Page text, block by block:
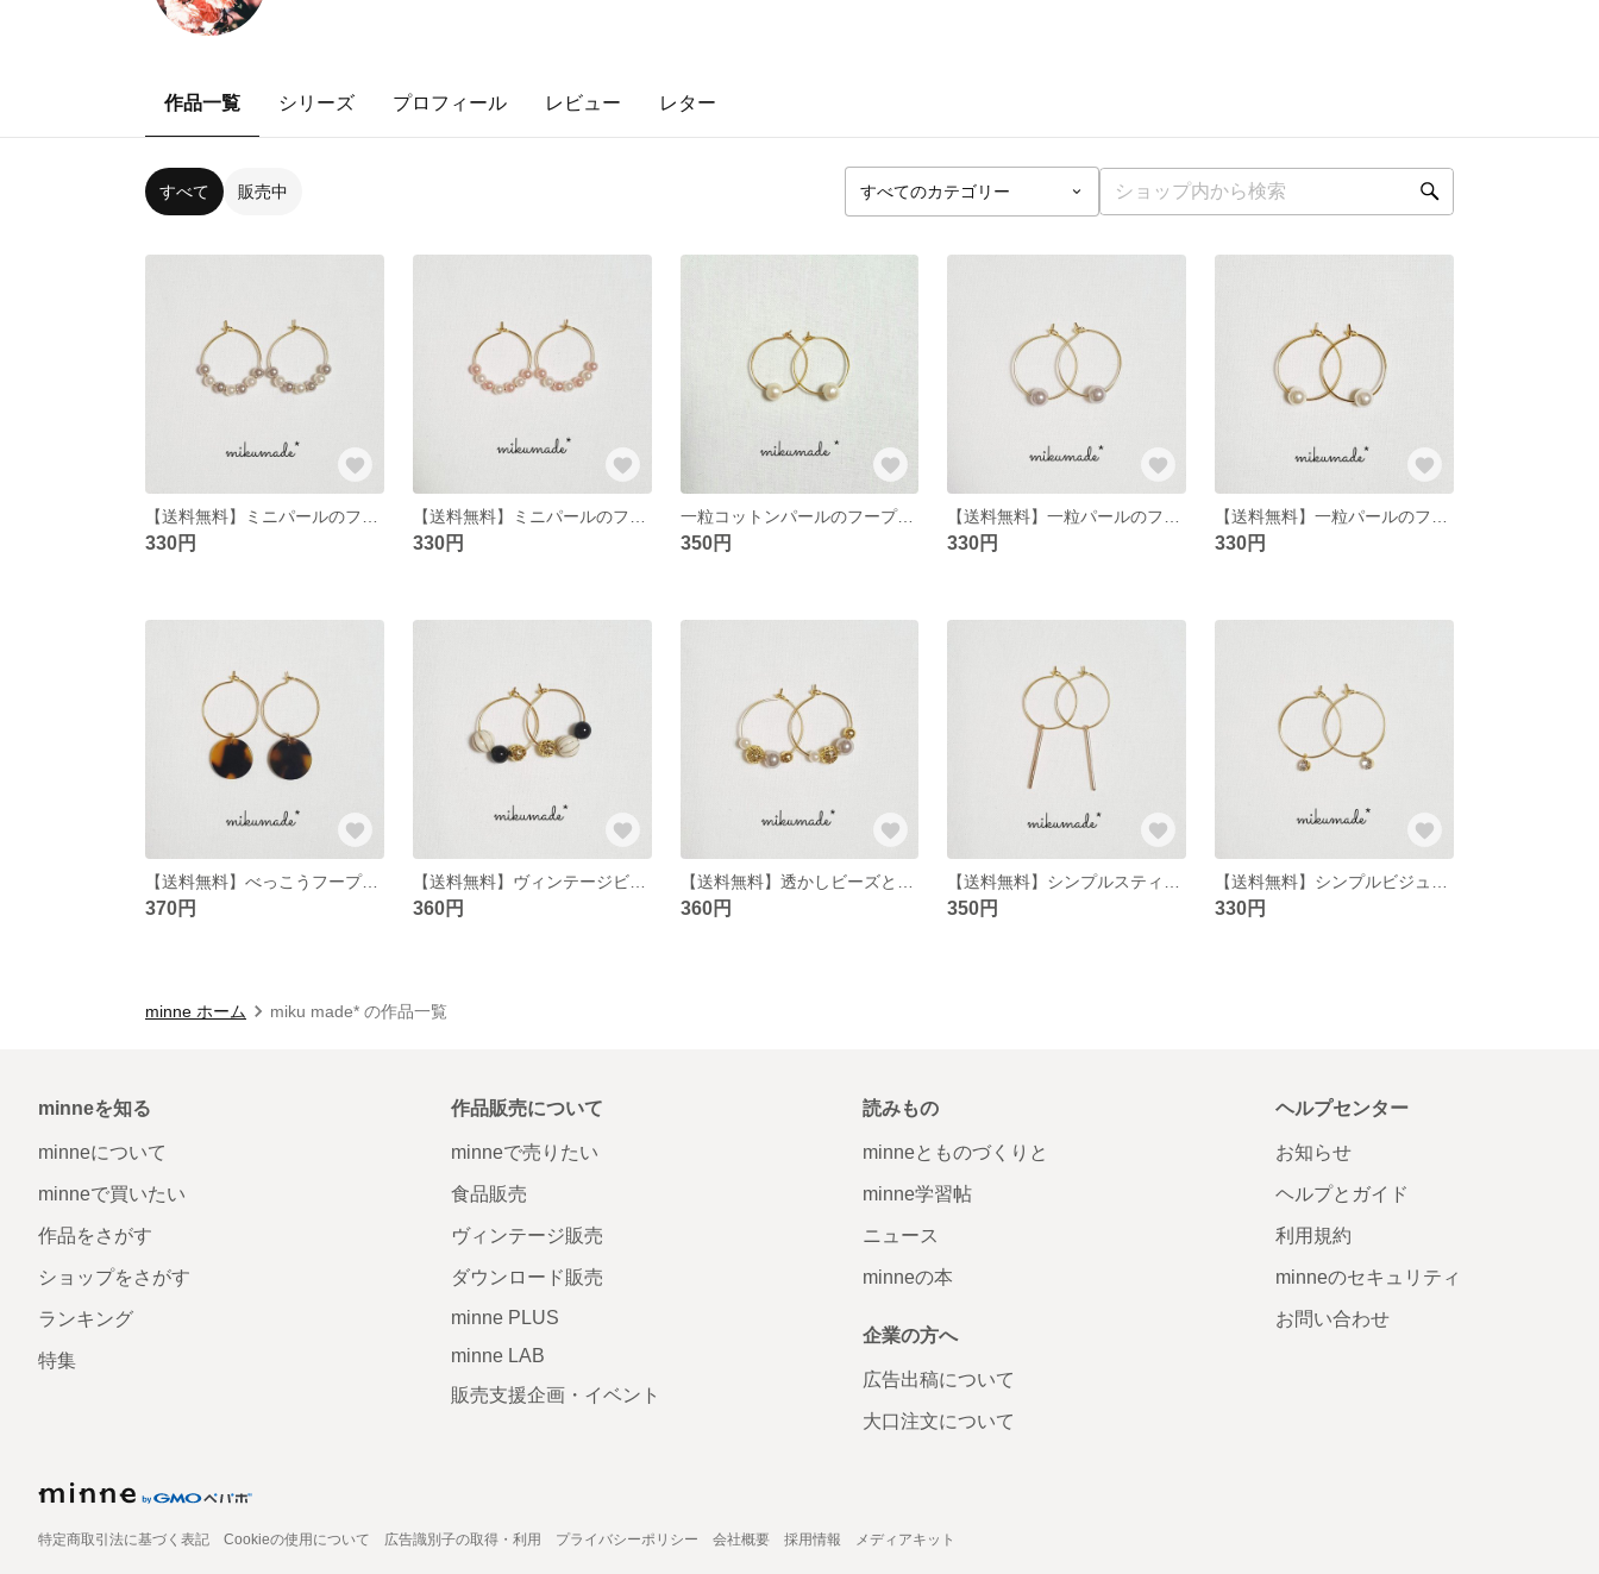
作品一覧 シリーズ プロフィール レビュー レター
すべて 販売中
330円 330円
一粒コットンパールのフープピアス
350円 330円 330円
【送料無料】べっこうフープピアス
370円
【送料無料】ヴィンテージビーズとオニキスのフープピアス
360円 360円 350円 330円
minne ホーム miku made* の作品一覧
minneを知る
minneについて
minneで買いたい
作品をさがす
ショップをさがす
ランキング
特集
作品販売について
minneで売りたい
食品販売
ヴィンテージ販売
ダウンロード販売
minne PLUS
minne LAB
販売支援企画・イベント
読みもの
minneとものづくりと
minne学習帖
ニュース
minneの本
企業の方へ
広告出稿について
大口注文について
ヘルプセンター
お知らせ
ヘルプとガイド
利用規約
minneのセキュリティ
お問い合わせ
特定商取引法に基づく表記 Cookieの使用について 広告識別子の取得・利用 プライバシーポリシー 会社概要 採用情報 メディアキット